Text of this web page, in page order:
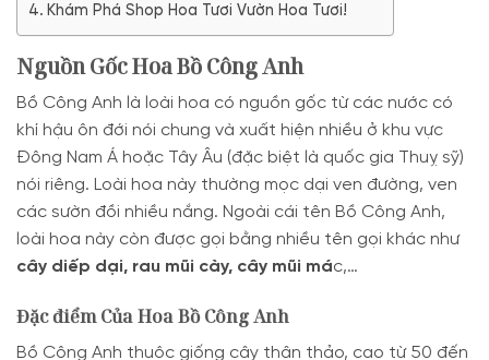
Khám Phá Shop Hoa Tươi Vườn Hoa Tươi!
Nguồn Gốc Hoa Bồ Công Anh
Bồ Công Anh là loài hoa có nguồn gốc từ các nước có
khí hậu ôn đới nói chung và xuất hiện nhiều ở khu vực
Đông Nam Á hoặc Tây Âu (đặc biệt là quốc gia Thuỵ sỹ)
nói riêng. Loài hoa này thường mọc dại ven đường, ven
các sườn đồi nhiều nắng. Ngoài cái tên Bồ Công Anh,
loài hoa này còn được gọi bằng nhiều tên gọi khác như
cây diếp dại, rau mũi cày, cây mũi mác,…
Đặc điểm Của Hoa Bồ Công Anh
Bồ Công Anh thuộc giống cây thân thảo, cao từ 50 đến